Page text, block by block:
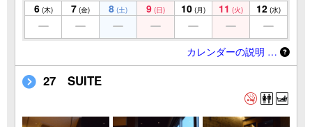
6 (木) 7 (金) 8 (土) 9 (日) 10 (月) 11 (火) 12 (水)
カレンダーの説明 …
27 SUITE